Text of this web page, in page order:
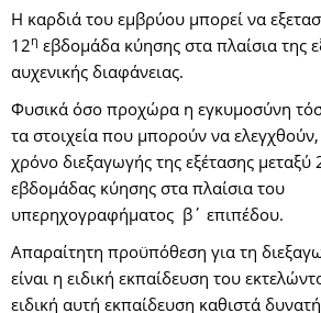
Η καρδιά του εμβρύου μπορεί να
12η εβδομάδα κύησης στα πλαίσια της
αυχενικής διαφάνειας.
Φυσικά όσο προχώρα η εγκυμοσύνη
τα στοιχεία που μπορούν να ελεγχθούν,
χρόνο διεξαγωγής της εξέτασης μεταξύ
εβδομάδας κύησης στα πλαίσια του
υπερηχογραφήματος β΄ επιπέδου.
Απαραίτητη προϋπόθεση για τη
είναι η ειδική εκπαίδευση του
ειδική αυτή εκπαίδευση καθιστά